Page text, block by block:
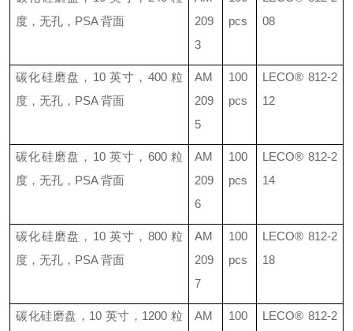
度，无孔， PSA背面
209
3
pcs
08
碳化硅磨盘， 10 英寸， 400粒
度，无孔， PSA背面
AM
209
5
100
pcs
LECO® 812-2
12
碳化硅磨盘， 10 英寸， 600粒
度，无孔， PSA背面
AM
209
6
100
pcs
LECO® 812-2
14
碳化硅磨盘， 10 英寸， 800粒
度，无孔， PSA背面
AM
209
7
100
pcs
LECO® 812-2
18
碳化硅磨盘， 10 英寸， 1200粒
AM
100
LECO® 812-2